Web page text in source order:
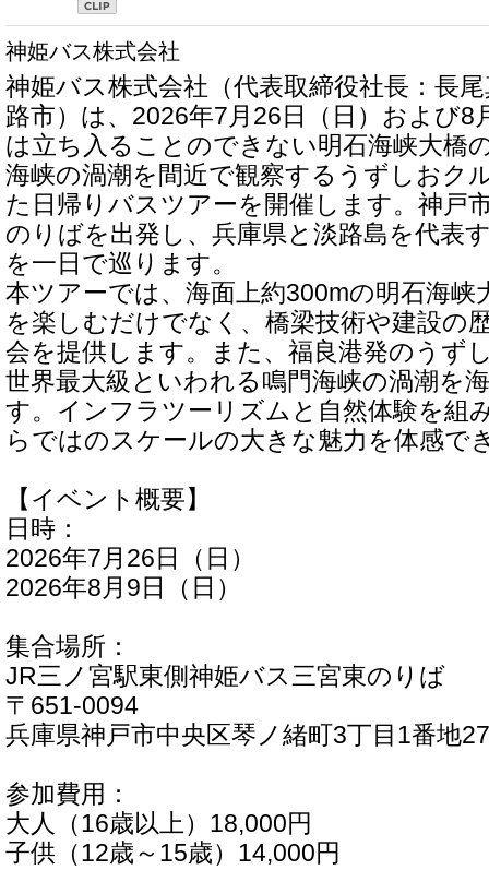
神姫バス株式会社
神姫バス株式会社（代表取締役社長：長
路市）は、2026年7月26日（日）および8
は立ち入ることのできない明石海峡大橋
海峡の渦潮を間近で観察するうずしおク
た日帰りバスツアーを開催します。神戸
のりばを出発し、兵庫県と淡路島を代表
を一日で巡ります。
本ツアーでは、海面上約300mの明石海峡
を楽しむだけでなく、橋梁技術や建設の
会を提供します。また、福良港発のうず
世界最大級といわれる鳴門海峡の渦潮を
す。インフラツーリズムと自然体験を組
らではのスケールの大きな魅力を体感で
【イベント概要】
日時：
2026年7月26日（日）
2026年8月9日（日）
集合場所：
JR三ノ宮駅東側神姫バス三宮東のりば
〒651-0094
兵庫県神戸市中央区琴ノ緒町3丁目1番地
参加費用：
大人（16歳以上）18,000円
子供（12歳～15歳）14,000円